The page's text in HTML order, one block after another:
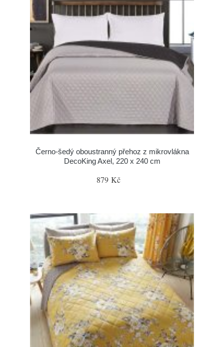
Černo-šedý oboustranný přehoz z mikrovlákna
DecoKing Axel, 220 x 240 cm
879 Kč